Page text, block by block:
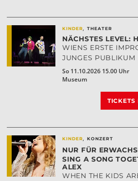
KINDER,THEATER
NÄCHSTES LEVEL:
WIENS ERSTE
JUNGES PUBLIKUM
So 11.10.2026 15.00 Uhr
Museum
TICKETS
KINDER,KONZERT
NUR FÜR
SING A SONG
ALEX
WHEN THE KIDS